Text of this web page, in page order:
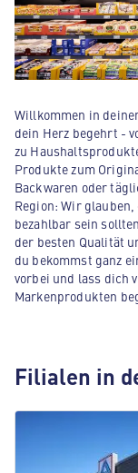
Willkommen in
dein Herz begehrt -
zu
Produkte zum
Backwaren oder
Region: Wir
bezahlbar sein
der besten Qualität
du bekommst ganz
vorbei und lass dich
Markenprodukten
Filialen in